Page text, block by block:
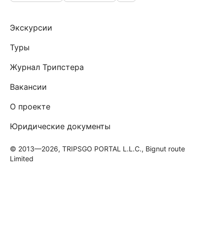
Экскурсии
Туры
Журнал Трипстера
Вакансии
О проекте
Юридические документы
© 2013—2026, TRIPSGO PORTAL L.L.C., Bignut route
Limited